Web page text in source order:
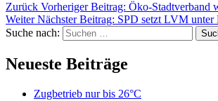
Zurück Vorheriger Beitrag: Öko-Stadtverband
Weiter Nächster Beitrag: SPD setzt LVM unter
Suche nach:
Neueste Beiträge
Zugbetrieb nur bis 26°C